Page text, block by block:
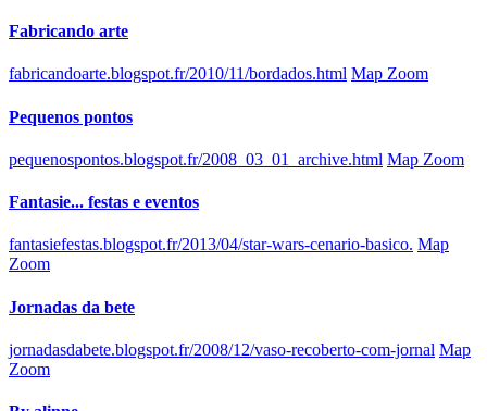
Fabricando arte
fabricandoarte.blogspot.fr/2010/11/bordados.html Map Zoom
Pequenos pontos
pequenospontos.blogspot.fr/2008_03_01_archive.html Map Zoom
Fantasie... festas e eventos
fantasiefestas.blogspot.fr/2013/04/star-wars-cenario-basico. Map
Zoom
Jornadas da bete
jornadasdabete.blogspot.fr/2008/12/vaso-recoberto-com-jornal Map
Zoom